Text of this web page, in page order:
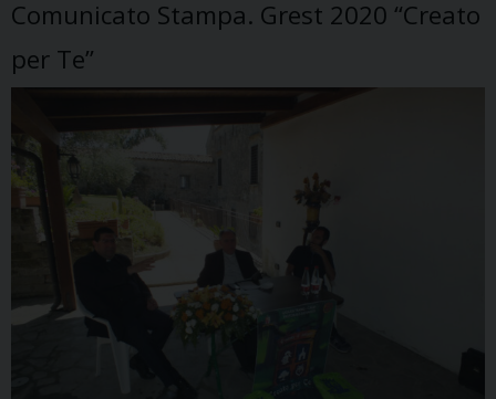
Comunicato Stampa. Grest 2020 “Creato
per Te”